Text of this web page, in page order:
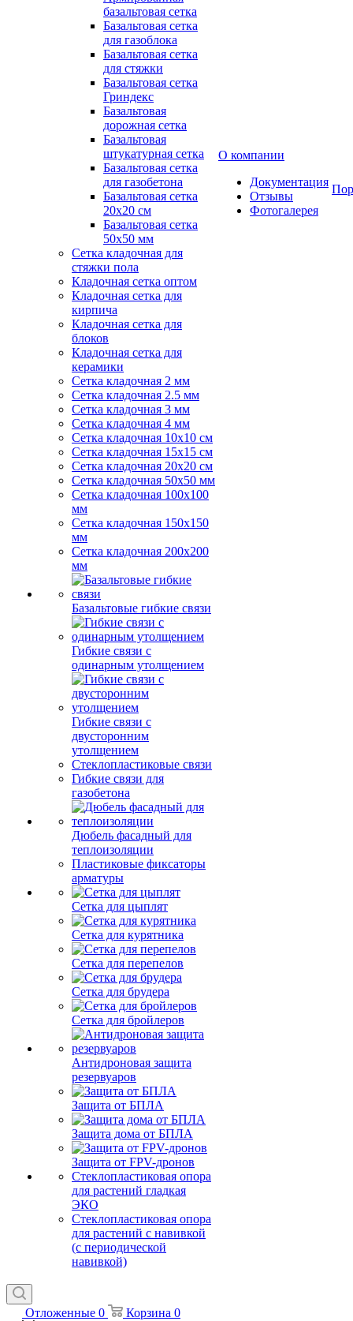
базальтовая сетка
Базальтовая сетка
для газоблока
Базальтовая сетка
для стяжки
Базальтовая сетка
Гриндекс
Базальтовая
дорожная сетка
Базальтовая
штукатурная сетка
Базальтовая сетка
для газобетона
Базальтовая сетка
20x20 см
Базальтовая сетка
50x50 мм
Сетка кладочная для
стяжки пола
Кладочная сетка оптом
Кладочная сетка для
кирпича
Кладочная сетка для
блоков
Кладочная сетка для
керамики
Сетка кладочная 2 мм
Сетка кладочная 2.5 мм
Сетка кладочная 3 мм
Сетка кладочная 4 мм
Сетка кладочная 10x10 см
Сетка кладочная 15x15 см
Сетка кладочная 20x20 см
Сетка кладочная 50x50 мм
Сетка кладочная 100x100
мм
Сетка кладочная 150x150
мм
Сетка кладочная 200x200
мм
Базальтовые гибкие связи
Гибкие связи с
одинарным утолщением
Гибкие связи с
двусторонним
утолщением
Стеклопластиковые связи
Гибкие связи для
газобетона
Дюбель фасадный для
теплоизоляции
Пластиковые фиксаторы
арматуры
Сетка для цыплят
Сетка для курятника
Сетка для перепелов
Сетка для брудера
Сетка для бройлеров
Антидроновая защита
резервуаров
Защита от БПЛА
Защита дома от БПЛА
Защита от FPV-дронов
Стеклопластиковая опора
для растений гладкая
ЭКО
Стеклопластиковая опора
для растений с навивкой
(с периодической
навивкой)
О компании
Документация
Отзывы
Фотогалерея
Отложенные 0 Корзина 0